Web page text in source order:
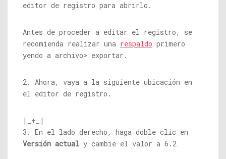
editor de registro para abrirlo.
Antes de proceder a editar el registro, se
recomienda realizar una respaldo primero
yendo a archivo> exportar.
2. Ahora, vaya a la siguiente ubicación en
el editor de registro.
|_+_|
3. En el lado derecho, haga doble clic en
Versión actual y cambie el valor a 6.2